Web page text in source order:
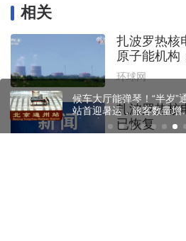
相关
扎波罗热核
原子能机构
环球网
扎波罗热核
已恢复
候车大厅能弹琴！“半岁”通
站首迎暑运，旅客数量增加
近四成